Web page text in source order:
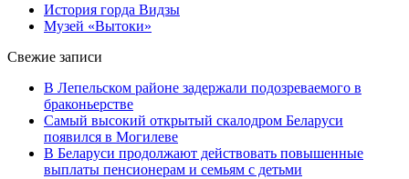
История горда Видзы
Музей «Вытоки»
Свежие записи
В Лепельском районе задержали подозреваемого в
браконьерстве
Самый высокий открытый скалодром Беларуси
появился в Могилеве
В Беларуси продолжают действовать повышенные
выплаты пенсионерам и семьям с детьми